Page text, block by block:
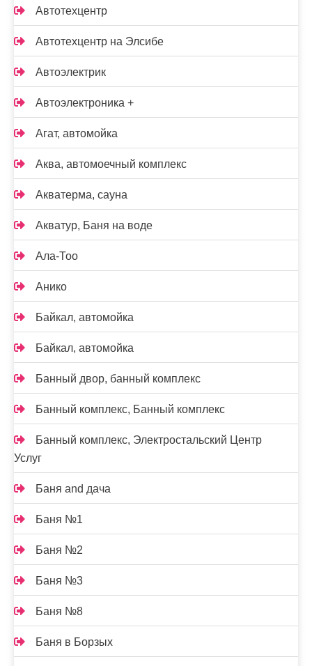
Автотехцентр
Автотехцентр на Элсибе
Автоэлектрик
Автоэлектроника +
Агат, автомойка
Аква, автомоечный комплекс
Акватерма, сауна
Акватур, Баня на воде
Ала-Тоо
Анико
Байкал, автомойка
Байкал, автомойка
Банный двор, банный комплекс
Банный комплекс, Банный комплекс
Банный комплекс, Электростальский Центр
Услуг
Баня and дача
Баня №1
Баня №2
Баня №3
Баня №8
Баня в Борзых